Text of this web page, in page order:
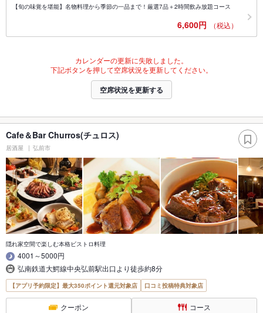
【旬の味覚を堪能】名物料理から季節の一品まで！厳選7品＋2時間飲み放題コース
6,600円 （税込）
カレンダーの更新に失敗しました。
下記ボタンを押して空席状況を更新してください。
空席状況を更新する
Cafe＆Bar Churros(チュロス)
居酒屋 弘前市
隠れ家空間で楽しむ本格ビストロ料理
4001～5000円
弘南鉄道大鰐線中央弘前駅出口より徒歩約8分
【アプリ予約限定】最大350ポイント還元対象店 口コミ投稿特典対象店
クーポン コース